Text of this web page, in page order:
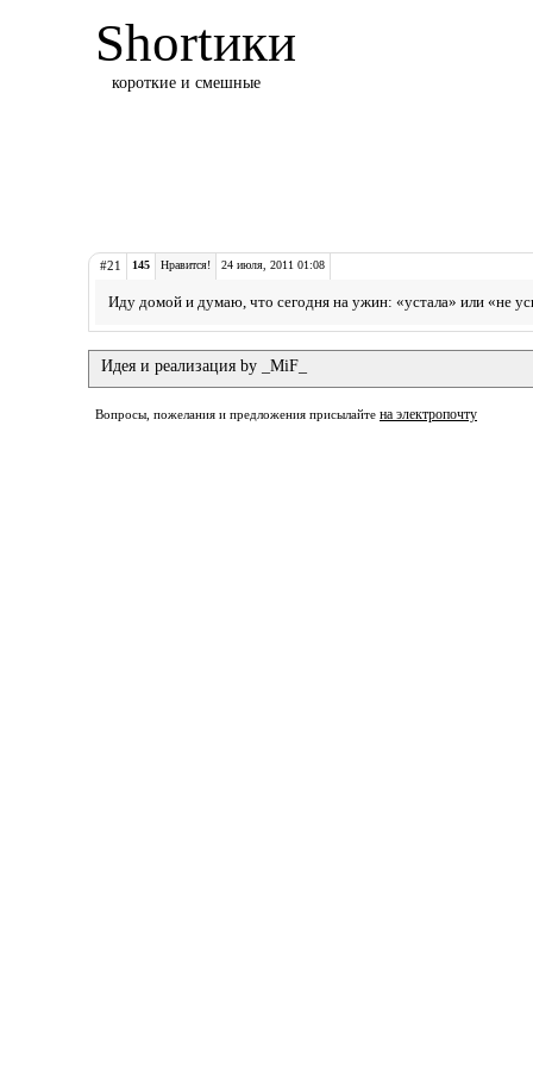
Shortики
короткие и смешные
#21 145 Нравится! 24 июля, 2011 01:08
Иду домой и думаю, что сегодня на ужин: «устала» или «не
Идея и реализация by _MiF_
Вопросы, пожелания и предложения присылайте на электропочту